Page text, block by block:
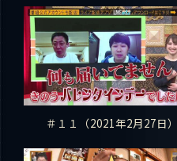
＃１１（2021年2月27日）